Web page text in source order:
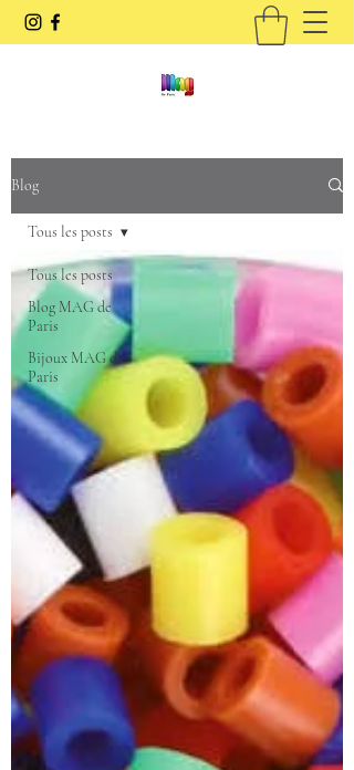
Blog
Tous les posts
Blog MAG de
Paris
Bijoux MAG de
Paris
Tous les posts